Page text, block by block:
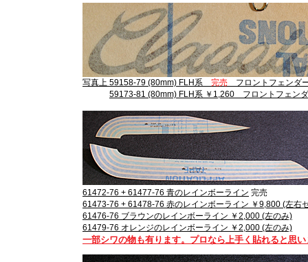
写真上 59158-79 (80mm) FLH系 完売 フロントフェンダ
59173-81 (80mm) FLH系 ￥1,260 フロントフェン
61472-76 + 61477-76 青のレインボーライン 完売
61473-76 + 61478-76 赤のレインボーライン ￥9,800 (左右
61476-76 ブラウンのレインボーライン ￥2,000 (左のみ)
61479-76 オレンジのレインボーライン ￥2,000 (左のみ)
一部シワの物も有ります。プロなら上手く貼れると思い